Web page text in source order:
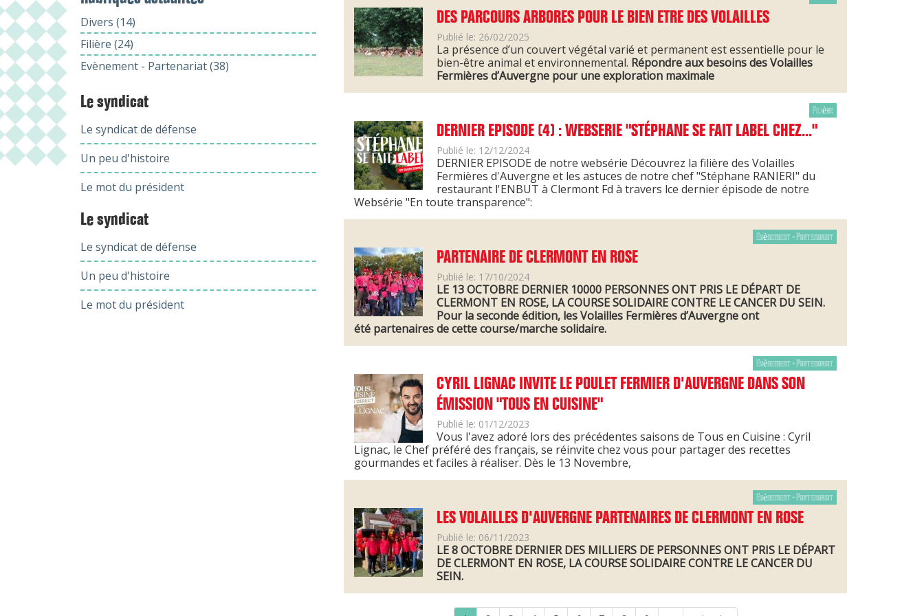
Dinde fermière d'Auvergne
Poularde fermière d'Auvergne
OU TROUVER NOS VOLAILLES ?
Divers (14)
Filière (24)
Evènement - Partenariat (38)
Le syndicat
Le syndicat de défense
Un peu d'histoire
Le mot du président
Le syndicat
Le syndicat de défense
Un peu d'histoire
Le mot du président
DES PARCOURS ARBORES POUR LE BIEN ETRE DES VOLAILLES
Publié le: 26/02/2025
La présence d’un couvert végétal varié et permanent est essentielle pour le
bien-être animal et environnemental. Répondre aux besoins des Volailles
Fermières d’Auvergne pour une exploration maximale
Filière
DERNIER EPISODE (4) : WEBSERIE "STÉPHANE SE FAIT LABEL CHEZ..."
Publié le: 12/12/2024
DERNIER EPISODE de notre websérie Découvrez la filière des Volailles
Fermières d'Auvergne et les astuces de notre chef "Stéphane RANIERI" du
restaurant l'ENBUT à Clermont Fd à travers lce dernier épisode de notre
Websérie "En toute transparence":
Evènement - Partenariat
PARTENAIRE DE CLERMONT EN ROSE
Publié le: 17/10/2024
LE 13 OCTOBRE DERNIER 10000 PERSONNES ONT PRIS LE DÉPART DE
CLERMONT EN ROSE, LA COURSE SOLIDAIRE CONTRE LE CANCER DU SEIN.
Pour la seconde édition, les Volailles Fermières d’Auvergne ont
été partenaires de cette course/marche solidaire.
Evènement - Partenariat
CYRIL LIGNAC INVITE LE POULET FERMIER D'AUVERGNE DANS SON
ÉMISSION "TOUS EN CUISINE"
Publié le: 01/12/2023
Vous l'avez adoré lors des précédentes saisons de Tous en Cuisine : Cyril
Lignac, le Chef préféré des français, se réinvite chez vous pour partager des recettes
gourmandes et faciles à réaliser. Dès le 13 Novembre,
Evènement - Partenariat
LES VOLAILLES D'AUVERGNE PARTENAIRES DE CLERMONT EN ROSE
Publié le: 06/11/2023
LE 8 OCTOBRE DERNIER DES MILLIERS DE PERSONNES ONT PRIS LE DÉPART
DE CLERMONT EN ROSE, LA COURSE SOLIDAIRE CONTRE LE CANCER DU
SEIN.